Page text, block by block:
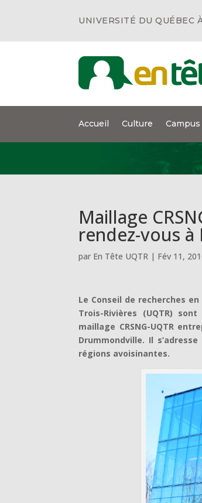
UNIVERSITÉ DU QUÉBEC
Accueil Culture Campus
Maillage
rendez-vous
par En Tête UQTR | Fév 11,
Le Conseil de recherches
Trois-Rivières (UQTR)
maillage CRSNG-UQTR
Drummondville. Il
régions avoisinantes.